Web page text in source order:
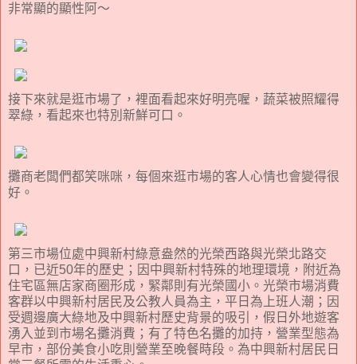
非常顯的顯性阿～
接下來就是逛市場了，裡面看起來好明亮喔，蔬菜被照耀得
翠綠，看起來也特別新鮮可口。
攤商老闆們都笑咪咪，每個來逛市場的客人心情也會變得很
好。
第三市場位處中興新村綠意盎然的光榮西路與光榮北路交
口，已近50年的歷史；因中興新村特殊的地理環境，附近為
住宅區無店家商圈形成，緊鄰則有光榮國小。光榮市場消費
客群以中興新村居民及公教人員為主，平日為上班人潮；因
受週邊廣大綠地及中興新村歷史背景的吸引，假日外地遊客
湧入並到市場名攤消費；有了特色名攤的加持，營業型態為
早市，部份美食小吃則營業至晚餐時段。為中興新村居民日